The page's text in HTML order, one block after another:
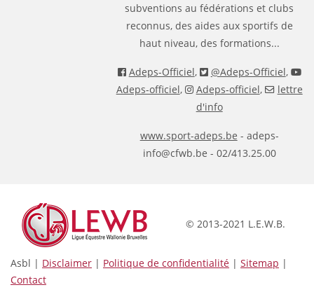
subventions au fédérations et clubs
reconnus, des aides aux sportifs de
haut niveau, des formations...
Adeps-Officiel, @Adeps-Officiel,
Adeps-officiel, Adeps-officiel,
lettre
d'info
www.sport-adeps.be - adeps-
info@cfwb.be - 02/413.25.00
© 2013-2021 L.E.W.B.
Asbl | Disclaimer | Politique de confidentialité | Sitemap |
Contact